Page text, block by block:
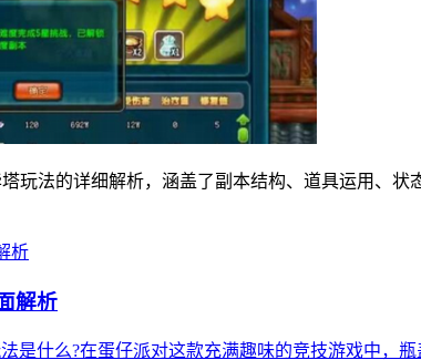
玩法的详细解析，涵盖了副本结构、道具运用、
解析
是什么?在蛋仔派对这款充满趣味的竞技游戏中，